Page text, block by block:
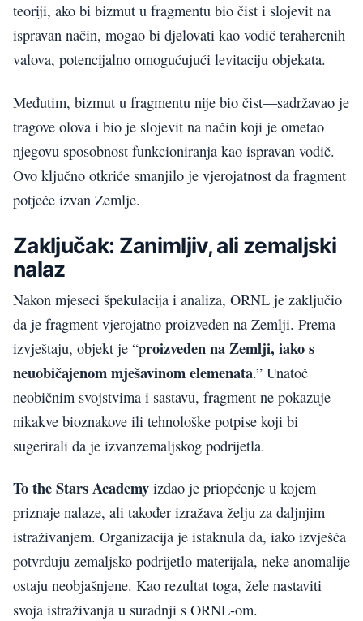
teoriji, ako bi bizmut u fragmentu bio čist i slojevit na
ispravan način, mogao bi djelovati kao vodič terahercnih
valova, potencijalno omogućujući levitaciju objekata.
Međutim, bizmut u fragmentu nije bio čist—sadržavao je
tragove olova i bio je slojevit na način koji je ometao
njegovu sposobnost funkcioniranja kao ispravan vodič.
Ovo ključno otkriće smanjilo je vjerojatnost da fragment
potječe izvan Zemlje.
Zaključak: Zanimljiv, ali zemaljski
nalaz
Nakon mjeseci špekulacija i analiza, ORNL je zaključio
da je fragment vjerojatno proizveden na Zemlji. Prema
izvještaju, objekt je “proizveden na Zemlji, iako s
neuobičajenom mješavinom elemenata.” Unatoč
neobičnim svojstvima i sastavu, fragment ne pokazuje
nikakve bioznakove ili tehnološke potpise koji bi
sugerirali da je izvanzemaljskog podrijetla.
To the Stars Academy izdao je priopćenje u kojem
priznaje nalaze, ali također izražava želju za daljnjim
istraživanjem. Organizacija je istaknula da, iako izvješća
potvrđuju zemaljsko podrijetlo materijala, neke anomalije
ostaju neobjašnjene. Kao rezultat toga, žele nastaviti
svoja istraživanja u suradnji s ORNL-om.